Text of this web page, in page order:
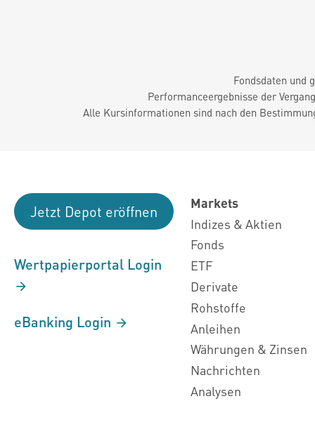
Fondsdaten und
Performanceergebnisse der
Alle Kursinformationen sind nach den
Jetzt Depot eröffnen
Wertpapierportal Login
eBanking Login
Markets
Indizes & Aktien
Fonds
ETF
Derivate
Rohstoffe
Anleihen
Währungen & Zinsen
Nachrichten
Analysen